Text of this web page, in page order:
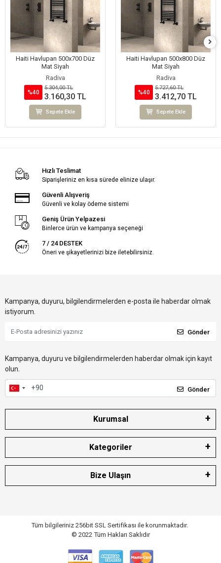
Haiti Havlupan 500x700 Düz
Mat Siyah
Radiva
%40
5.304,00 TL
3.160,30 TL
Sepete Ekle
Haiti Havlupan 500x800 Düz
Mat Siyah
Radiva
%40
5.727,60 TL
3.412,70 TL
Sepete Ekle
Hızlı Teslimat
Siparişleriniz en kısa sürede elinize ulaşır.
Güvenli Alışveriş
Güvenli ve kolay ödeme sistemi
Geniş Ürün Yelpazesi
Binlerce ürün ve kampanya seçeneği
7 / 24 DESTEK
Öneri ve şikayetlerinizi bize iletebilirsiniz.
Kampanya, duyuru, bilgilendirmelerden e-posta ile haberdar olmak
istiyorum.
Gönder
Kampanya, duyuru ve bilgilendirmelerden haberdar olmak için kayıt
olun.
Gönder
Kurumsal
Kategoriler
Bize Ulaşın
Tüm bilgileriniz 256bit SSL Sertifikası ile korunmaktadır.
© 2022 Tüm Hakları Saklıdır